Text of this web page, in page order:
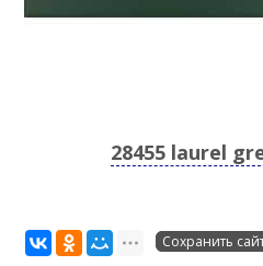
28455 laurel
Сохранить